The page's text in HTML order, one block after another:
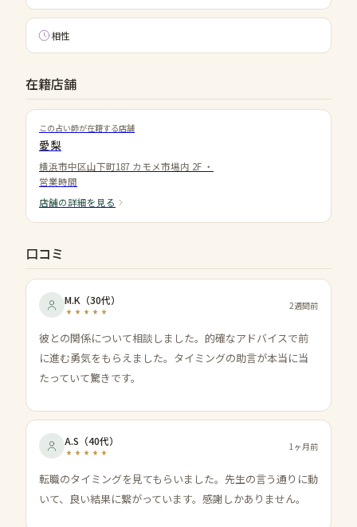
相性
在籍店舗
この占い師が在籍する店舗
愛梨
横浜市中区山下町187 カモメ市場内 2F ・
営業時間
店舗の詳細を見る
口コミ
M.K （30代） 2週間前
彼との関係について相談しました。的確なアドバイスで前
に進む勇気をもらえました。タイミングの助言が本当に当
たっていて驚きです。
A.S （40代） 1ヶ月前
転職のタイミングを見てもらいました。先生の言う通りに動
いて、良い結果に繋がっています。感謝しかありません。